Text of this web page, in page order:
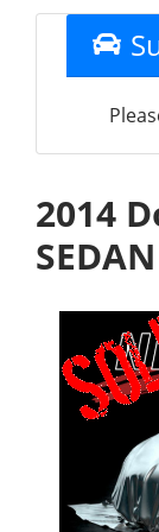
2014